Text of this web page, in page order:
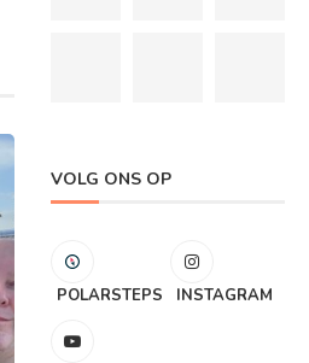
VOLG ONS OP
POLARSTEPS INSTAGRAM